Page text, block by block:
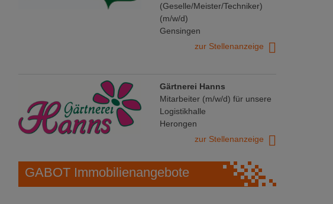
(Geselle/Meister/Techniker)
(m/w/d)
Gensingen
zur Stellenanzeige
Gärtnerei Hanns
Mitarbeiter (m/w/d) für unsere
Logistikhalle
Herongen
zur Stellenanzeige
GABOT Immobilienangebote